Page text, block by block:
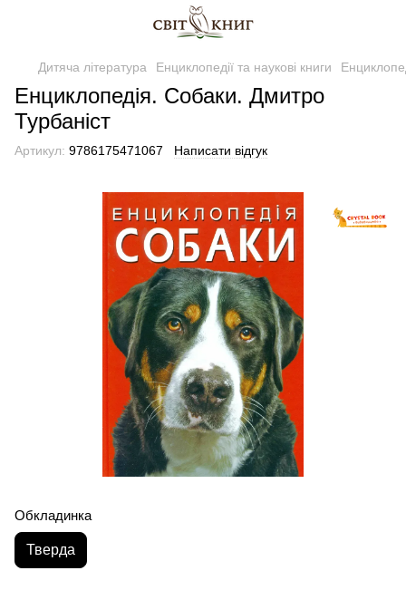
Дитяча література Енциклопедії та наукові книги
Енциклопедія. Собаки. Дмитро
Турбаніст
Артикул: 9786175471067 Написати відгук
Обкладинка
Тверда